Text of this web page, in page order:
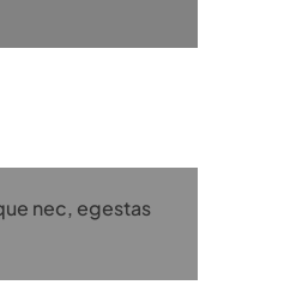
nec, egestas